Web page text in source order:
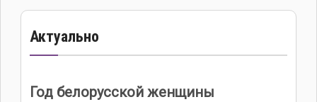
Актуально
Год белорусской женщины